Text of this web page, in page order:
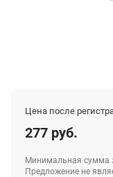
Цена после
277 руб.
Минимальная сумма
Предложение не